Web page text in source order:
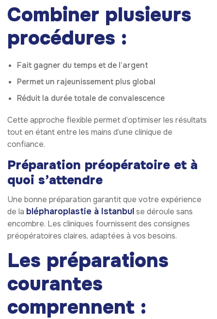
Combiner plusieurs
procédures :
Fait gagner du temps et de l’argent
Permet un rajeunissement plus global
Réduit la durée totale de convalescence
Cette approche flexible permet d’optimiser les résultats
tout en étant entre les mains d’une clinique de
confiance.
Préparation préopératoire et à
quoi s’attendre
Une bonne préparation garantit que votre expérience
de la blépharoplastie à Istanbulse déroule sans
encombre. Les cliniques fournissent des consignes
préopératoires claires, adaptées à vos besoins.
Les préparations
courantes
comprennent :